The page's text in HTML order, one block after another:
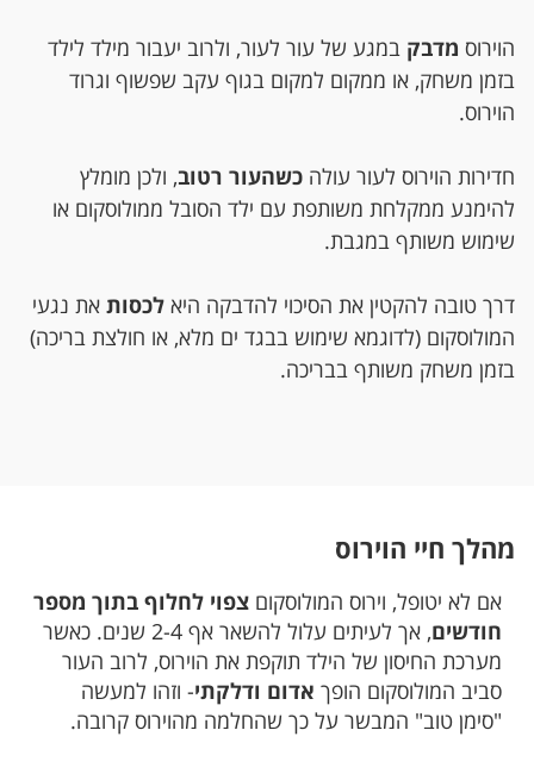
הוירוס מדבק במגע של עור לעור, ולרוב יעבור מילד לילד
בזמן משחק, או ממקום למקום בגוף עקב שפשוף וגרוד
הוירוס.
חדירות הוירוס לעור עולה כשהעור רטוב, ולכן מומלץ
להימנע ממקלחת משותפת עם ילד הסובל ממולוסקום או
שימוש משותף במגבת.
דרך טובה להקטין את הסיכוי להדבקה היא לכסות את נגעי
המולוסקום (לדוגמא שימוש בבגד ים מלא, או חולצת בריכה)
בזמן משחק משותף בבריכה.
מהלך חיי הוירוס
אם לא יטופל, וירוס המולוסקום צפוי לחלוף בתוך מספר
חודשים, אך לעיתים עלול להשאר אף 2-4 שנים.
כאשר
מערכת החיסון של הילד תוקפת את הוירוס, לרוב העור
סביב המולוסקום הופך אדום ודלקתי- וזהו למעשה
"סימן טוב" המבשר על כך שהחלמה מהוירוס קרובה.